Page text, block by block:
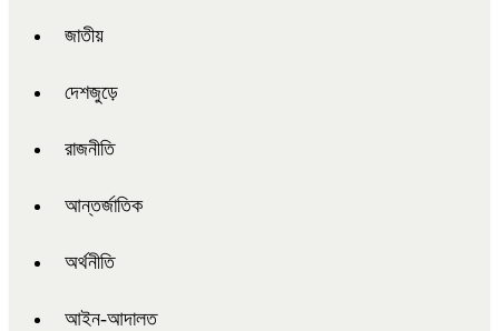
জাতীয়
দেশজুড়ে
রাজনীতি
আন্তর্জাতিক
অর্থনীতি
আইন-আদালত